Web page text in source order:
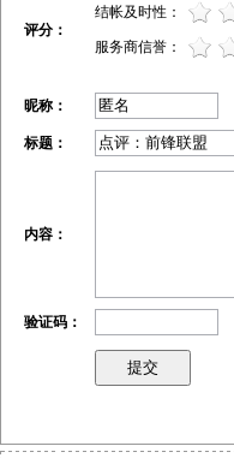
评分：
结帐及时性：
服务商信誉：
昵称：
标题：
内容：
验证码：